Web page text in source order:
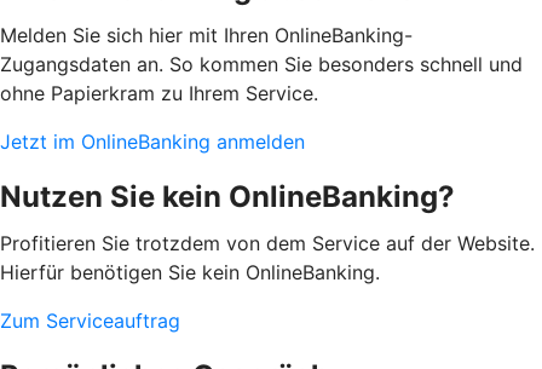
Melden Sie sich hier mit Ihren OnlineBanking-
Zugangsdaten an. So kommen Sie besonders schnell und
ohne Papierkram zu Ihrem Service.
Jetzt im OnlineBanking anmelden
Nutzen Sie kein OnlineBanking?
Profitieren Sie trotzdem von dem Service auf der Website.
Hierfür benötigen Sie kein OnlineBanking.
Zum Serviceauftrag